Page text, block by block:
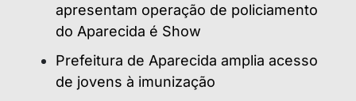
apresentam operação de policiamento
do Aparecida é Show
Prefeitura de Aparecida amplia acesso
de jovens à imunização